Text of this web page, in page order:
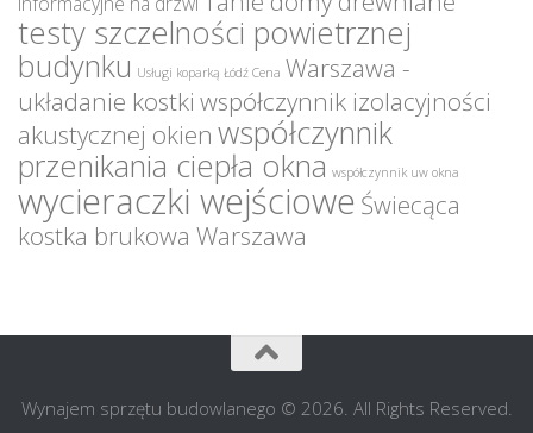
testy szczelności powietrznej
budynku Usługi koparką Łódź Cena Warszawa -
układanie kostki współczynnik izolacyjności
akustycznej okien współczynnik
przenikania ciepła okna współczynnik uw okna
wycieraczki wejściowe Świecąca
kostka brukowa Warszawa
Wynajem sprzętu budowlanego © 2026. All Rights Reserved.